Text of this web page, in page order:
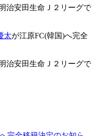
治安田生命Ｊ２リーグで
太が江原FC(韓国)へ完全
治安田生命Ｊ２リーグで